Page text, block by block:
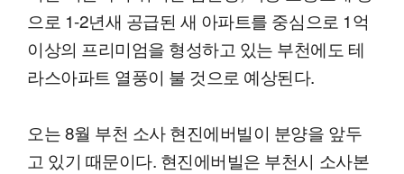
으로 1-2년새 공급된 새 아파트를 중심으로 1억
이상의 프리미엄을 형성하고 있는 부천에도 테
라스아파트 열풍이 불 것으로 예상된다.
오는 8월 부천 소사 현진에버빌이 분양을 앞두
고 있기 때문이다. 현진에버빌은 부천시 소사본